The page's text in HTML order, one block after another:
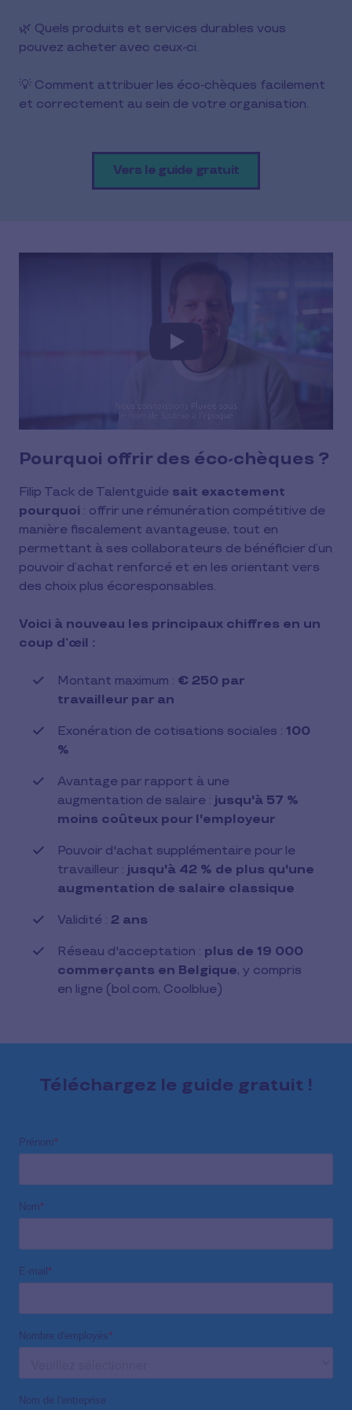
🌿 Quels produits et services durables vous
pouvez acheter avec ceux-ci.
💡 Comment attribuer les éco‑chèques facilement
et correctement au sein de votre organisation.
Vers le guide gratuit
Play
Pourquoi offrir des éco-chèques ?
Filip Tack de Talentguide sait exactement
pourquoi : offrir une rémunération compétitive de
manière fiscalement avantageuse, tout en
permettant à ses collaborateurs de bénéficier d’un
pouvoir d’achat renforcé et en les orientant vers
des choix plus écoresponsables.
Voici à nouveau les principaux chiffres en un
coup d’œil :
Montant maximum : € 250 par
travailleur par an
Exonération de cotisations sociales : 100
%
Avantage par rapport à une
augmentation de salaire : jusqu'à 57 %
moins coûteux pour l'employeur
Pouvoir d'achat supplémentaire pour le
travailleur : jusqu'à 42 % de plus qu'une
augmentation de salaire classique
Validité : 2 ans
Réseau d'acceptation : plus de 19 000
commerçants en Belgique, y compris
en ligne (bol.com, Coolblue)
Téléchargez le guide gratuit !